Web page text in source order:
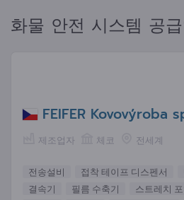
화물 안전 시스템 공
FEIFER Kovovýroba
제조업자 체코 전세계
전송설비 접착 테이프 디스펜서
결속기
필름 수축기
스트레치